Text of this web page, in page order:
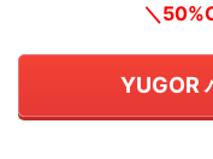
＼
YUGOR